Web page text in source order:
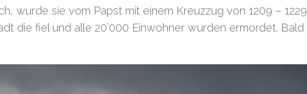
wurde sie vom Papst mit einem Kreuzzug von 1209 – 1229
die fiel und alle 20’000 Einwohner wurden ermordet. Bald